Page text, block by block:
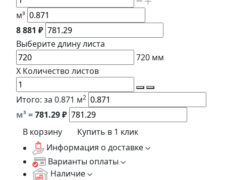
м³
8 881 ₽
Выберите длинулиста
720 мм
X Количество листов
Итого: за 0.871 м2
м³ =781.29₽
В корзину
Купить в 1 клик
Информация о доставке
Варианты оплаты
Наличие